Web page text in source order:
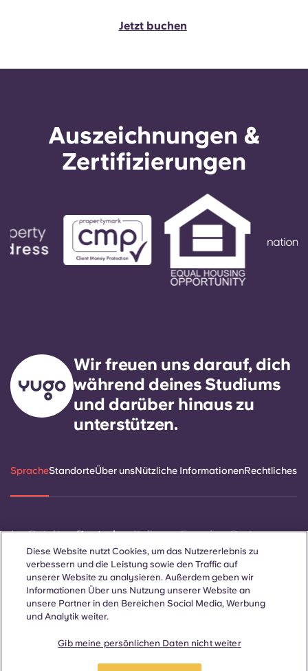
Jetzt buchen
Auszeichnungen &
Zertifizierungen
Wir freuen uns darauf, dich
während deines Studiums
und darüber hinaus zu
unterstützen.
SpracheStandorteÜber unsNützliche InformationenRechtliches
Català Deutsch Italian French Portuguese
Diese Website nutzt Cookies, um das Nutzererlebnis zu
verbessern und die Leistung sowie den Traffic auf
unserer Website zu analysieren. Außerdem geben wir
Informationen Über uns Nutzung unserer Website an
unsere Partner in den Bereichen Social Media, Werbung
und Analytik weiter.
Gib meine persönlichen Daten nicht weiter